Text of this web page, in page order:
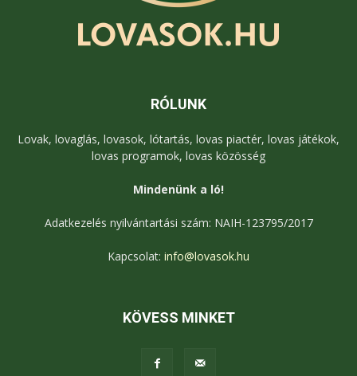
RÓLUNK
Lovak, lovaglás, lovasok, lótartás, lovas piactér, lovas játékok,
lovas programok, lovas közösség
Mindenünk a ló!
Adatkezelés nyilvántartási szám: NAIH-123795/2017
Kapcsolat: info@lovasok.hu
KÖVESS MINKET